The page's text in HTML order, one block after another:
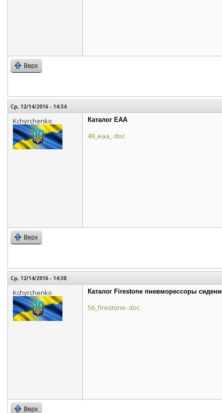
Верх
Ср, 12/14/2016 - 14:34
Kchyrchenko Каталог EAA
49_eaa_.doc
Верх
Ср, 12/14/2016 - 14:38
Kchyrchenko Каталог Firestone пневморессоры
56_firestone-.doc
Верх